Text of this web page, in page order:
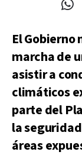
El Gobierno
marcha de
asistir a
climáticos
parte del
la
áreas